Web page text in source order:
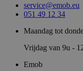
service@emob.eu
051 49 12 34
Maandag tot
Vrijdag van 9u -
Emob